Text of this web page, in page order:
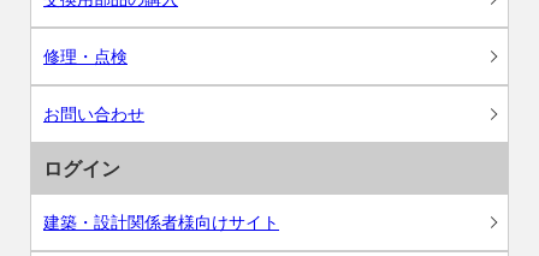
修理・点検
お問い合わせ
ログイン
建築・設計関係者様向けサイト